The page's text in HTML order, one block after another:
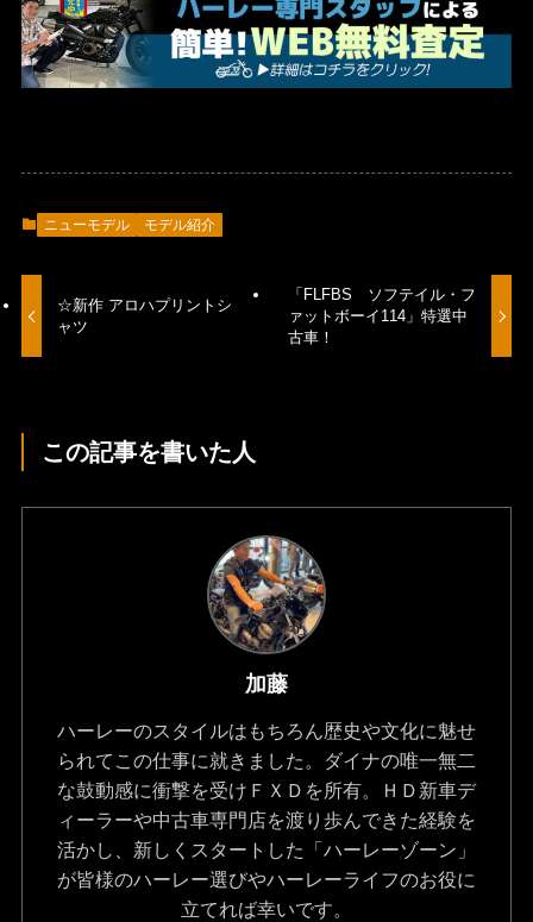
ニューモデル モデル紹介
☆新作 アロハプリントシ
ャツ
「FLFBS ソフテイル・フ
ァットボーイ114」特選中
古車！
この記事を書いた人
加藤
ハーレーのスタイルはもちろん歴史や文化に魅せ
られてこの仕事に就きました。ダイナの唯一無二
な鼓動感に衝撃を受けＦＸＤを所有。ＨＤ新車デ
ィーラーや中古車専門店を渡り歩んできた経験を
活かし、新しくスタートした「ハーレーゾーン」
が皆様のハーレー選びやハーレーライフのお役に
立てれば幸いです。